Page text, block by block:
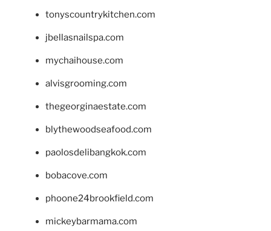
tonyscountrykitchen.com
jbellasnailspa.com
mychaihouse.com
alvisgrooming.com
thegeorginaestate.com
blythewoodseafood.com
paolosdelibangkok.com
bobacove.com
phoone24brookfield.com
mickeybarmama.com